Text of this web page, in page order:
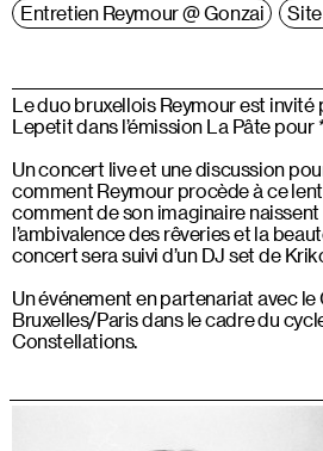
Entretien Reymour @ Gonzai
Le duo bruxellois Reymour est invité
Lepetit dans l’émission La Pâte pour
Un concert live et une discussion
comment Reymour procède à ce
comment de son imaginaire naissent
l’ambivalence des rêveries et la
concert sera suivi d’un DJ set de
Un événement en partenariat avec
Bruxelles/Paris dans le cadre du
Constellations.